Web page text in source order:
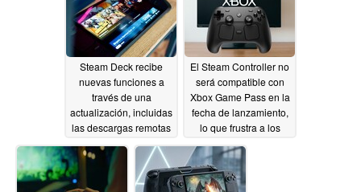
Steam Deck recibe
nuevas funciones a
través de una
actualización, incluidas
las descargas remotas
04/29/2026
El Steam Controller no
será compatible con
Xbox Game Pass en la
fecha de lanzamiento,
lo que frustra a los
04/29/2026